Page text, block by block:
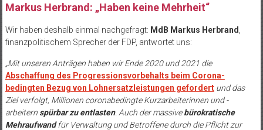
Markus Herbrand: „Haben keine Mehrheit“
Wir haben deshalb einmal nachgefragt: MdB Markus Herbrand
finanzpolitischem Sprecher der FDP, antwortet uns:
„Mit unseren Anträgen haben wir Ende 2020 und 2021 die
Abschaffung des Progressionsvorbehalts beim Corona-
bedingten Bezug von Lohnersatzleistungen gefordertund das
Ziel verfolgt, Millionen coronabedingte Kurzarbeiterinnen und -
arbeitern spürbar zu entlasten. Auch der massivebürokratische
Mehraufwandfür Verwaltung und Betroffene durch die Pflicht zur